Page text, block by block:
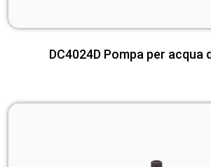
DC4024D Pompa per acqua